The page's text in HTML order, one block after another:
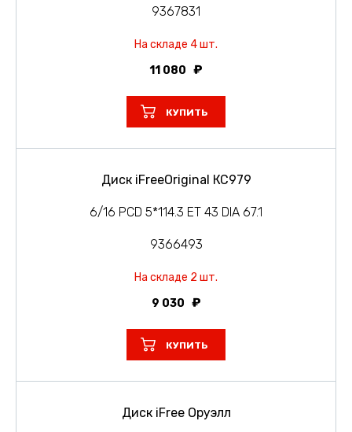
9367831
На складе 4 шт.
11 080
КУПИТЬ
Диск iFreeOriginal КС979
6/16 PCD 5*114.3 ET 43 DIA 67.1
9366493
На складе 2 шт.
9 030
КУПИТЬ
Диск iFree Оруэлл